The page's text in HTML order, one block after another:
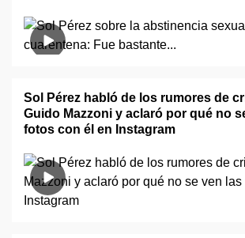
Sol Pérez habló de los rumores de
Guido Mazzoni y aclaró por qué no
fotos con él en Instagram